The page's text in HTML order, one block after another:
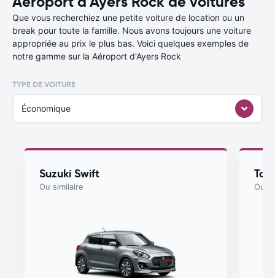
Que vous recherchiez une petite voiture de location ou un
break pour toute la famille. Nous avons toujours une voiture
appropriée au prix le plus bas. Voici quelques exemples de
notre gamme sur la Aéroport d'Ayers Rock
TYPE DE VOITURE
Économique
Suzuki Swift
Ou similaire Ou